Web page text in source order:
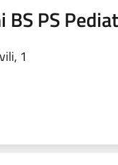
BS PS
1